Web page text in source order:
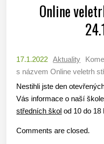
Online
17.1.2022 Aktuality
s názvem Online veletrh
Nestihli jste den
Vás informace o naší
středních škol od 10 do 18
Comments are closed.